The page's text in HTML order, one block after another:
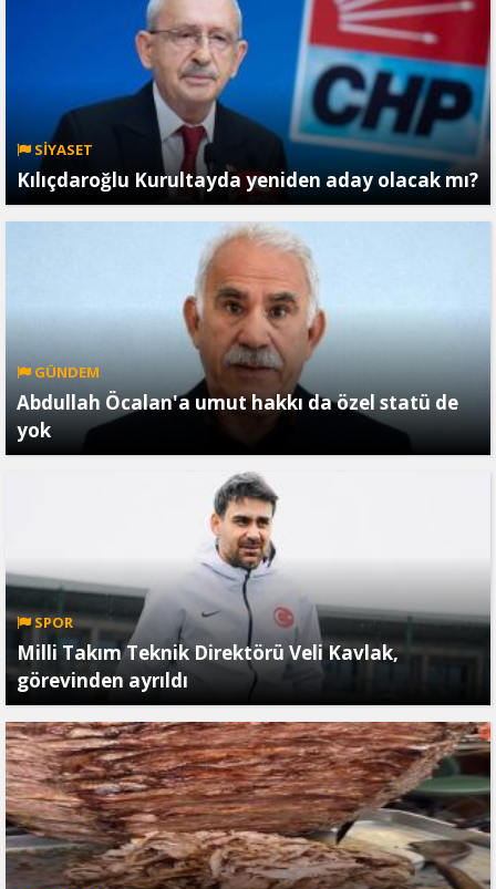
SİYASET
Kılıçdaroğlu Kurultayda yeniden aday olacak mı?
GÜNDEM
Abdullah Öcalan'a umut hakkı da özel statü de
yok
SPOR
Milli Takım Teknik Direktörü Veli Kavlak,
görevinden ayrıldı